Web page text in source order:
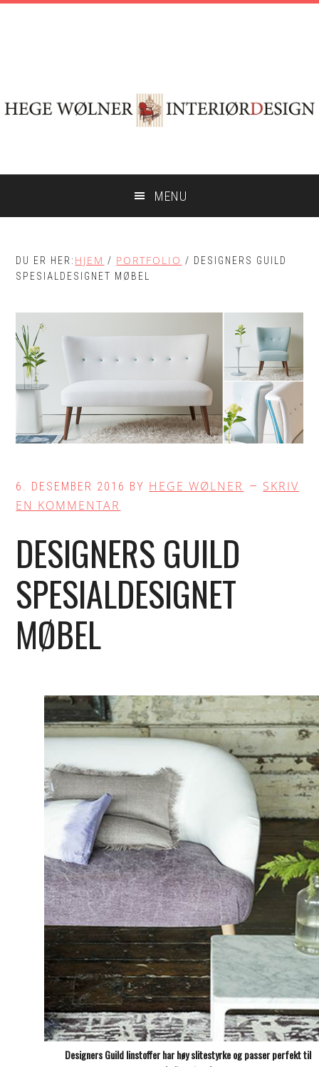
MENU
DU ER HER: HJEM / PORTFOLIO / DESIGNERS GUILD
SPESIALDESIGNET MØBEL
6. DESEMBER 2016 BY HEGE WØLNER
SKRIV
EN KOMMENTAR
DESIGNERS GUILD
SPESIALDESIGNET
MØBEL
Designers Guild linstoffer har høy slitestyrke og passer perfekt til